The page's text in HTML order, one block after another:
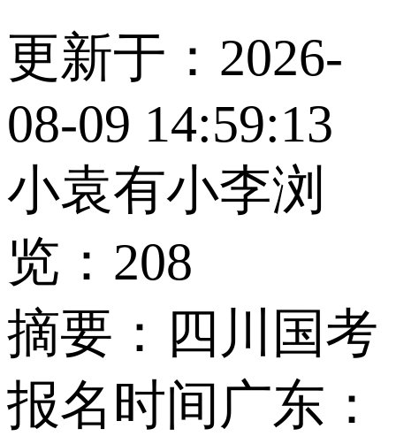
更新于：2026-
08-09 14:59:13
小袁有小李浏
览：208
摘要： 四川国考
报名时间广东：